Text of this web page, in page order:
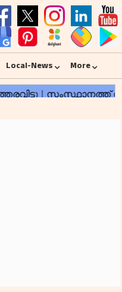
Local-News More